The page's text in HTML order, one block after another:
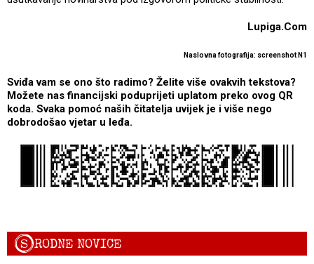
Lupiga.Com
Naslovna fotografija: screenshot N1
Sviđa vam se ono što radimo? Želite više ovakvih tekstova?
Možete nas financijski poduprijeti uplatom preko ovog QR
koda. Svaka pomoć naših čitatelja uvijek je i više nego
dobrodošao vjetar u leđa.
SRODNE NOVICE